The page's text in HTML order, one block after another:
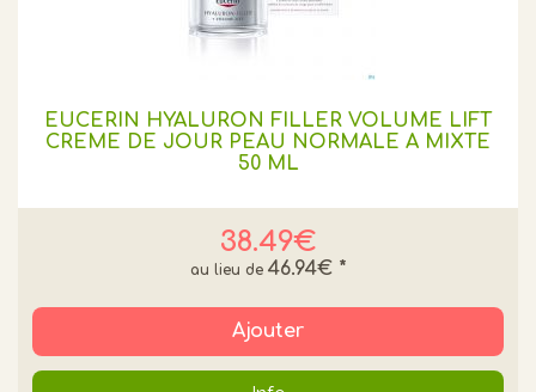
EUCERIN HYALURON FILLER VOLUME LIFT
CREME DE JOUR PEAU NORMALE A MIXTE
50 ML
38.49€
46.94€ *
Ajouter